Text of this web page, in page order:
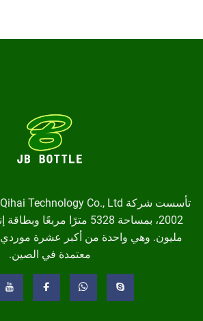
مليون. وهي واحدة من أكبر عشرة موردي
معتمدة في الصين.